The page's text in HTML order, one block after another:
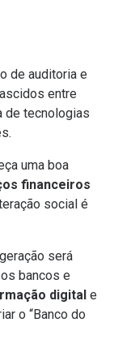
de auditoria e
entre
de tecnologias
.
uma boa
financeiros
social é
será
bancos e
digital e
o “Banco do